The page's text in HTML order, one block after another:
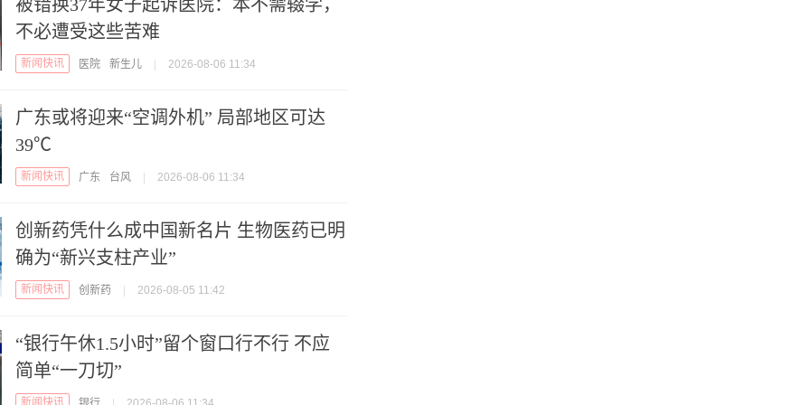
被错换37年女子起诉医院：本不需辍学，
不必遭受这些苦难
新闻快讯 医院 新生儿 2026-08-06 11:34
广东或将迎来“空调外机” 局部地区可达
39℃
新闻快讯 广东 台风 2026-08-06 11:34
创新药凭什么成中国新名片 生物医药已明
确为“新兴支柱产业”
新闻快讯 创新药 2026-08-05 11:42
“银行午休1.5小时”留个窗口行不行 不应
简单“一刀切”
新闻快讯